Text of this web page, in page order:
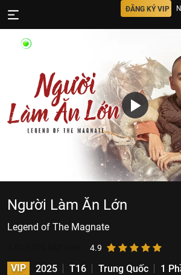
ĐĂNG KÝ VIP
Người Làm Ăn Lớn
Legend of The Magnate
4.9
VIP 2025 T16 Trung Quốc
1